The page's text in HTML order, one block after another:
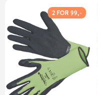
2 FOR 99,-